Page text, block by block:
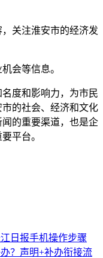
关注淮安市的经济发
会等信息。
度和影响力，为市民
的社会、经济和文化
的重要渠道，也是企
平台。
日报手机操作步骤
？声明+补办衔接流